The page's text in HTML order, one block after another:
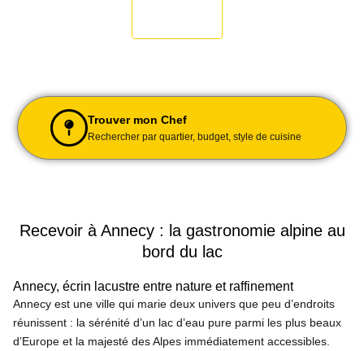
Trouver mon Chef
Rechercher par quartier, budget, style de cuisine
Recevoir à Annecy : la gastronomie alpine au
bord du lac
Annecy, écrin lacustre entre nature et raffinement
Annecy est une ville qui marie deux univers que peu d’endroits
réunissent : la sérénité d’un lac d’eau pure parmi les plus beaux
d’Europe et la majesté des Alpes immédiatement accessibles.